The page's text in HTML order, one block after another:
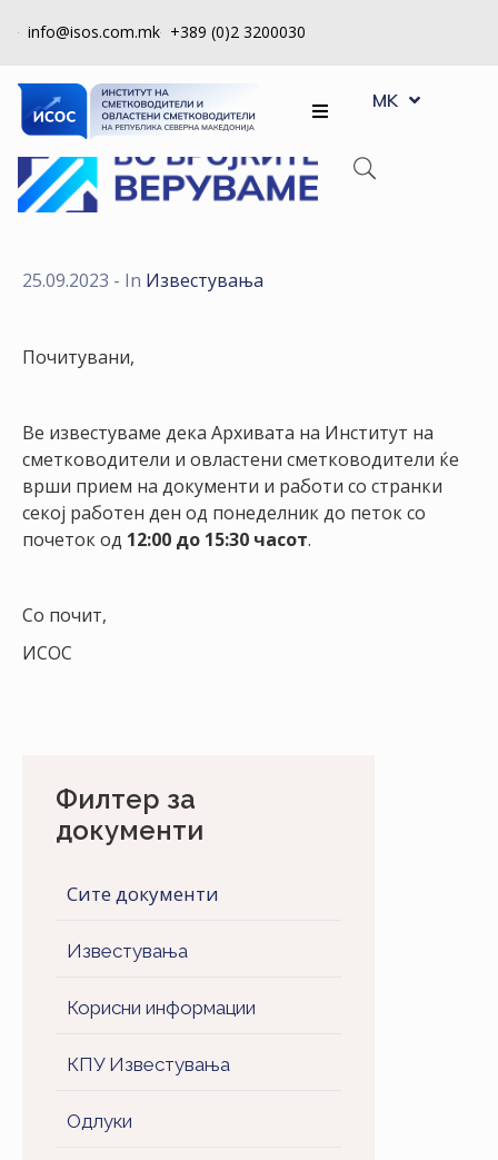
info@isos.com.mk +389 (0)2 3200030
ЗА
НАС
РЕГИСТРИ
КОНТРОЛА
СТАНАМ
ЧЛЕН
НАСТАНИ
НАЈАВА
ЧЛЕНОВИ
MK
SQ
Филтер за
документи
Сите документи
Известувања
Корисни информации
КПУ Известувања
Одлуки
25.09.2023 - In Известувања
Почитувани,
Ве известуваме дека Архивата на Институт на
сметководители и овластени сметководители ќе
врши прием на документи и работи со странки
секој работен ден од понеделник до петок со
почеток од 12:00 до 15:30 часот.
Со почит,
ИСОС